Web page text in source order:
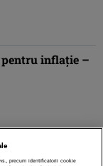
inflaţie –
precum identificatorii cookie